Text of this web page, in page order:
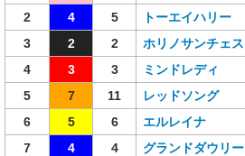
2
4 5 トーエイハリー
3
2 2 ホリノサンチェス
4
3 3 ミンドレディ
5
7 11 レッドソング
6
5 6 エルレイナ
7
4 4 グランドダウリー